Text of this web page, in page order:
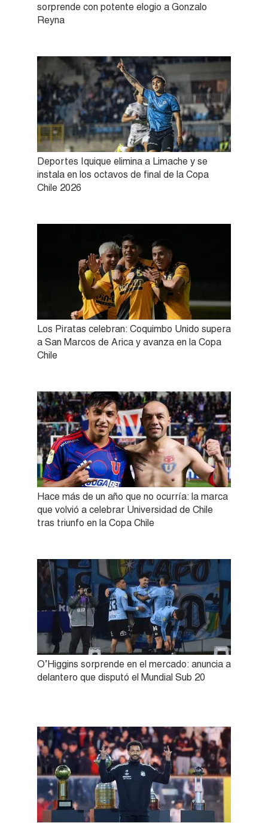
sorprende con potente elogio a Gonzalo
Reyna
Deportes Iquique elimina a Limache y se
instala en los octavos de final de la Copa
Chile 2026
Los Piratas celebran: Coquimbo Unido supera
a San Marcos de Arica y avanza en la Copa
Chile
Hace más de un año que no ocurría: la marca
que volvió a celebrar Universidad de Chile
tras triunfo en la Copa Chile
O’Higgins sorprende en el mercado: anuncia a
delantero que disputó el Mundial Sub 20